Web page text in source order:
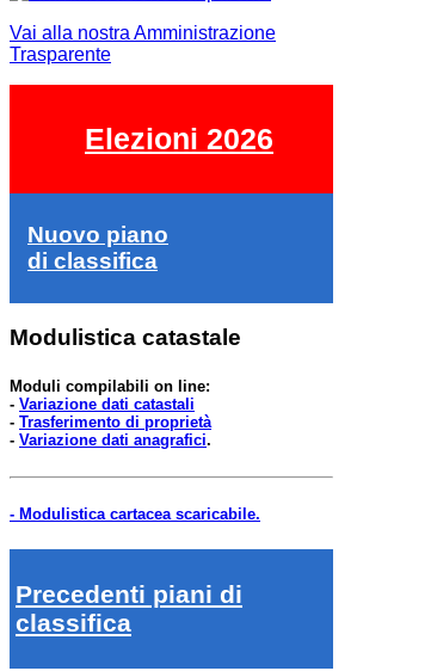
Vai alla nostra Amministrazione
Trasparente
Elezioni 2026
Nuovo piano
di classifica
Modulistica catastale
Moduli compilabili on line:
- Variazione dati catastali
- Trasferimento di proprietà
- Variazione dati anagrafici.
- Modulistica cartacea scaricabile.
Precedenti piani di
classifica